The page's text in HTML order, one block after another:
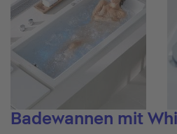
Badewannen mit